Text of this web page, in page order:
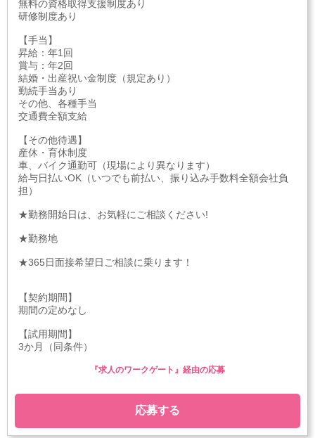
無料の資格取得支援制度あり
研修制度あり
【手当】
昇給：年1回
賞与：年2回
結婚・出産祝い金制度（規定あり）
勤続手当あり
その他、各種手当
交通費全額支給
【その他待遇】
産休・育休制度
車、バイク通勤可（現場により異なります）
給与日払いOK（いつでも前払い、振り込み手数料全額会社負
担）
★勤務開始日は、お気軽にご相談ください!
★勤務地
★365日面接希望日ご相談に乗ります！
【契約期間】
期間の定めなし
【試用期間】
3か月（同条件）
応募する
『求人のワークゲート』経由の応募